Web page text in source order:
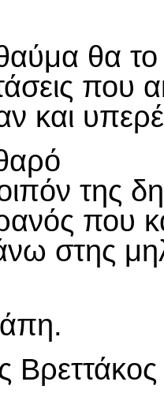
θαύμα θα
που
και
της
που
στης
Βρεττάκος